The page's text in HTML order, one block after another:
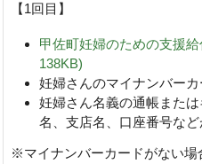
【1回目】
甲佐町妊婦のための支援
138KB)
妊婦さんのマイナンバー
妊婦さん名義の通帳また
名、支店名、口座番号な
※マイナンバーカードがない場